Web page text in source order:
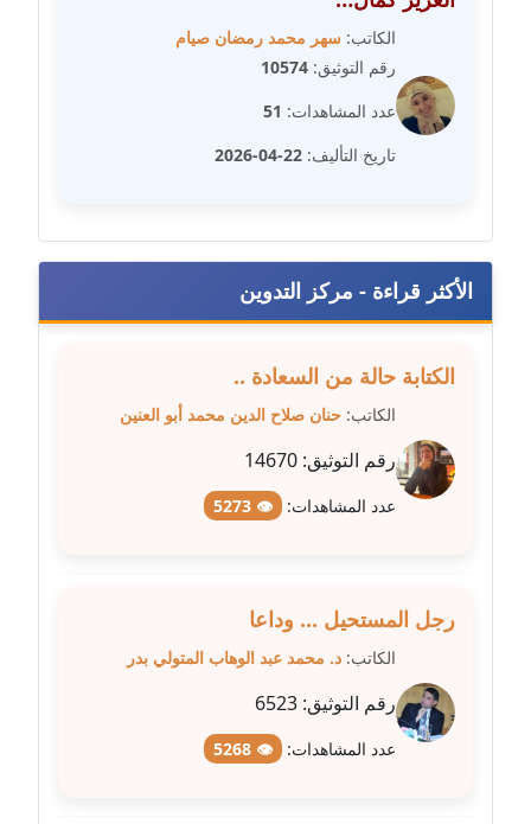
مدونة سلوى بدران
عاملة
عاملة
عاملة
مدونة سماح حامد
مدونة سمر ابراهيم
عاملة
مدونة سمير حماد
عاملة
مدونة سهر صيام
مدونة سهى الضاوي
الكاتب: سهر محمد رمضان صيام
رقم التوثيق: 10574
عدد المشاهدات: 51
تاريخ التأليف: 22-04-2026
الأكثر قراءة - مركز التدوين
الكتابة حالة من السعادة ..
الكاتب: حنان صلاح الدين محمد أبو العنين
رقم التوثيق: 14670
عدد المشاهدات: 👁 5273
رجل المستحيل ... وداعا
الكاتب: د. محمد عبد الوهاب المتولي بدر
رقم التوثيق: 6523
عدد المشاهدات: 👁 5268